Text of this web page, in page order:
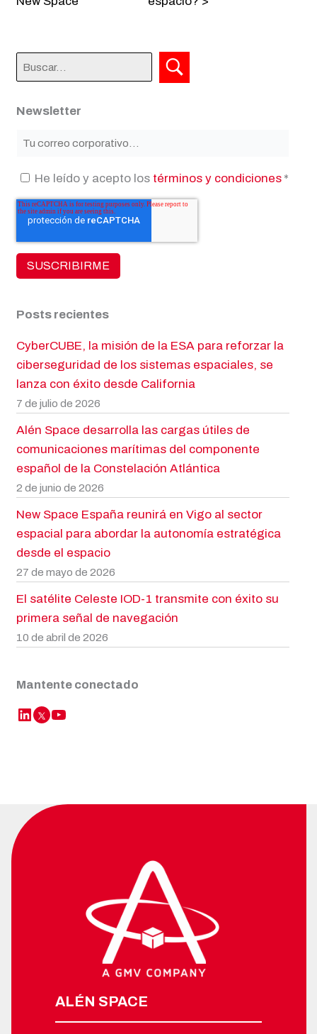
Newsletter
He leído y acepto los términos y condiciones *
Posts recientes
CyberCUBE, la misión de la ESA para reforzar la
ciberseguridad de los sistemas espaciales, se
lanza con éxito desde California
7 de julio de 2026
Alén Space desarrolla las cargas útiles de
comunicaciones marítimas del componente
español de la Constelación Atlántica
2 de junio de 2026
New Space España reunirá en Vigo al sector
espacial para abordar la autonomía estratégica
desde el espacio
27 de mayo de 2026
El satélite Celeste IOD-1 transmite con éxito su
primera señal de navegación
10 de abril de 2026
Mantente conectado
LinkedIn Twitter YouTube
ALÉN SPACE